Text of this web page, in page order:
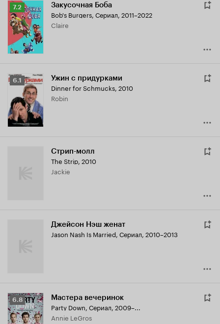
Рейтинг
Кинопоиска
7.2
7.2 Закусочная Боба
Bob's Burgers, Сериал, 2011–2022
Claire
Рейтинг
Кинопоиска
6.1
6.1 Ужин с придурками
Dinner for Schmucks, 2010
Robin
Стрип-молл
The Strip, 2010
Jackie
Джейсон Нэш женат
Jason Nash Is Married, Сериал, 2010–2013
Рейтинг
Кинопоиска
6.8
6.8 Мастера вечеринок
Party Down, Сериал, 2009–...
Annie LeGros